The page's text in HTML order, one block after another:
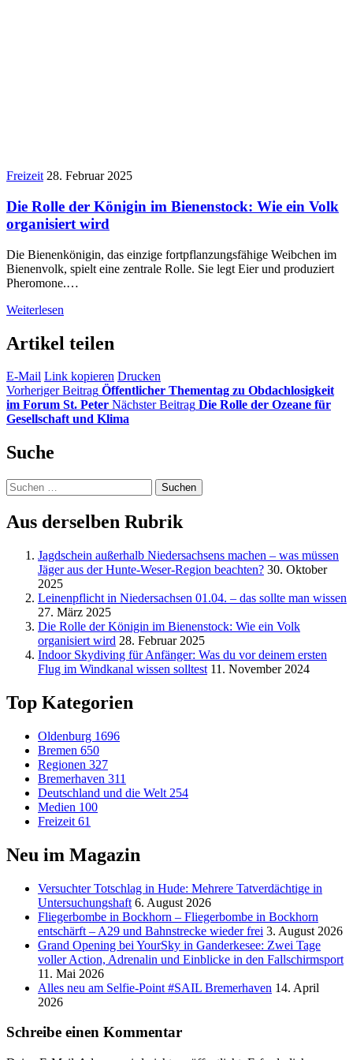
Freizeit 28. Februar 2025
Die Rolle der Königin im Bienenstock: Wie ein Volk
organisiert wird
Die Bienenkönigin, das einzige fortpflanzungsfähige Weibchen im
Bienenvolk, spielt eine zentrale Rolle. Sie legt Eier und produziert
Pheromone.…
Weiterlesen
Artikel teilen
E-Mail Link kopieren Drucken
Vorheriger Beitrag Öffentlicher Thementag zu Obdachlosigkeit
im Forum St. Peter Nächster Beitrag Die Rolle der Ozeane für
Gesellschaft und Klima
Suche
Suchen
nach:
Aus derselben Rubrik
Jagdschein außerhalb Niedersachsens machen – was müssen
Jäger aus der Hunte-Weser-Region beachten? 30. Oktober
2025
Leinenpflicht in Niedersachsen 01.04. – das sollte man wissen
27. März 2025
Die Rolle der Königin im Bienenstock: Wie ein Volk
organisiert wird 28. Februar 2025
Indoor Skydiving für Anfänger: Was du vor deinem ersten
Flug im Windkanal wissen solltest 11. November 2024
Top Kategorien
Oldenburg 1696
Bremen 650
Regionen 327
Bremerhaven 311
Deutschland und die Welt 254
Medien 100
Freizeit 61
Neu im Magazin
Versucht­er Totschlag in Hude: Mehrere Tatverdächtige in
Untersuchungshaft 6. August 2026
Fliegerbombe in Bockhorn – Fliegerbombe in Bockhorn
entschärft – A29 und Bahnstrecke wieder frei 3. August 2026
Grand Opening bei YourSky in Ganderkesee: Zwei Tage
voller Action, Adrenalin und Einblicke in den Fallschirmsport
11. Mai 2026
Alles neu am Selfie-Point #SAIL Bremerhaven 14. April
2026
Schreibe einen Kommentar